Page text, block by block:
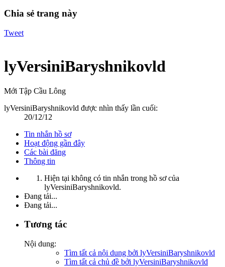
Chia sẻ trang này
Tweet
lyVersiniBaryshnikovld
Mới Tập Cầu Lông
lyVersiniBaryshnikovld được nhìn thấy lần cuối:
20/12/12
Tin nhắn hồ sơ
Hoạt động gần đây
Các bài đăng
Thông tin
Hiện tại không có tin nhắn trong hồ sơ của
lyVersiniBaryshnikovld.
Đang tải...
Đang tải...
Tương tác
Nội dung:
Tìm tất cả nội dung bởi lyVersiniBaryshnikovld
Tìm tất cả chủ đề bởi lyVersiniBaryshnikovld